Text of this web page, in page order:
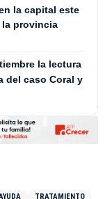
la capital este
provincia
la lectura
del caso Coral y
TRATAMIENTO